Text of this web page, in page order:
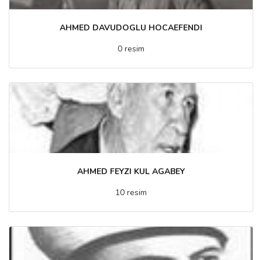
AHMED DAVUDOGLU HOCAEFENDI
0 resim
AHMED FEYZI KUL AGABEY
10 resim